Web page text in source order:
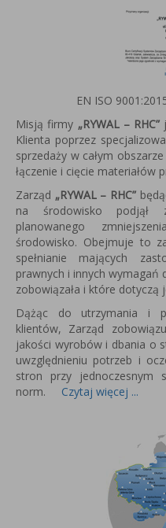
EN ISO
Misją firmy „RYWAL – RHC”
Klienta poprzez
sprzedaży w całym
łączenie i cięcie materiałów
Zarząd „RYWAL – RHC”
na środowisko podjął
planowanego
środowisko. Obejmuje to
spełnianie mających
prawnych i innych wymagań
zobowiązała i które
Dążąc do utrzymania i
klientów, Zarząd
jakości wyrobów i dbania o
uwzględnieniu potrzeb i
stron przy jednoczesnym
norm. Czytaj więcej ...